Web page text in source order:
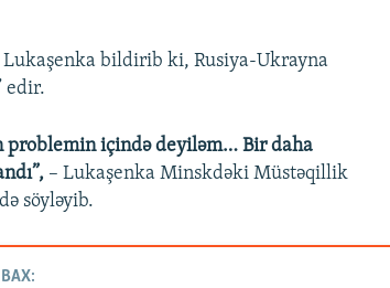
Lukaşenka bildirib ki, Rusiya-Ukrayna
edir.
problemin içində deyiləm… Bir daha
– Lukaşenka Minskdəki Müstəqillik
söyləyib.